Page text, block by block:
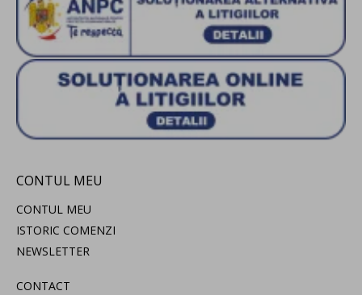
CONTUL MEU
CONTUL MEU
ISTORIC COMENZI
NEWSLETTER
CONTACT